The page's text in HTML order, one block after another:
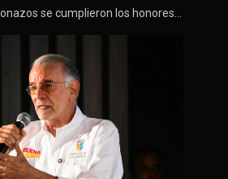
se cumplieron los honores…